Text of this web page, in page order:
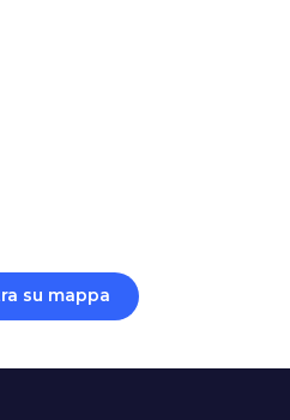
su mappa